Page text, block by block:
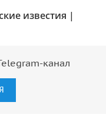
известия |
канал